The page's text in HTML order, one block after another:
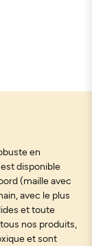
en
disponible
(maille avec
avec le plus
et toute
nos produits,
et sont